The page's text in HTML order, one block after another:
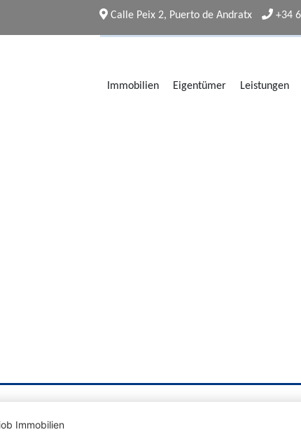
Calle Peix 2, Puerto de Andratx +34
Immobilien Eigentümer Leistungen